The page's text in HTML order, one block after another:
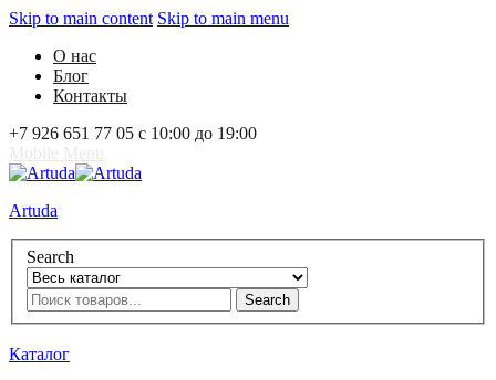
Skip to main content Skip to main menu
О нас
Блог
Контакты
+7 926 651 77 05 с 10:00 до 19:00
Artuda
Search
Search
Каталог